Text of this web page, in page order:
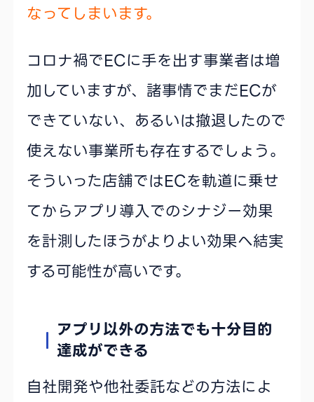
なってしまいます。
コロナ禍でECに手を出す事業者は増
加していますが、諸事情でまだECが
できていない、あるいは撤退したので
使えない事業所も存在するでしょう。
そういった店舗ではECを軌道に乗せ
てからアプリ導入でのシナジー効果
を計測したほうがよりよい効果へ結実
する可能性が高いです。
アプリ以外の方法でも十分目的
達成ができる
自社開発や他社委託などの方法によ